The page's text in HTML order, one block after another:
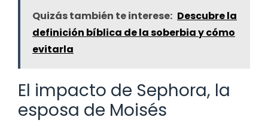
Quizás también te interese: Descubre la
definición bíblica de la soberbia y cómo
evitarla
El impacto de Sephora, la
esposa de Moisés